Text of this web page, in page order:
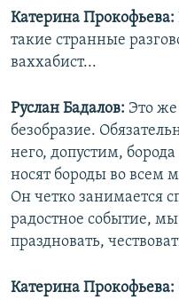
Катерина Прокофьева:
такие странные
ваххабист...
Руслан Бадалов: Это
безобразие.
него, допустим,
носят бороды во всем
Он четко занимается
радостное событие,
праздновать,
Катерина Прокофьева: